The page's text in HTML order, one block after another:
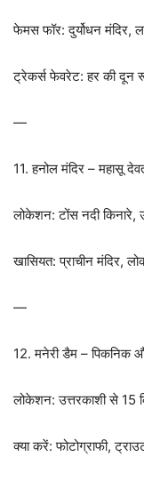
फेमस फॉर: दुर्योधन मंदिर,
ट्रेकर्स फेवरेट: हर की दून
—
11. हनोल मंदिर – महासू
लोकेशन: टोंस नदी किनारे,
खासियत: प्राचीन मंदिर,
—
12. मनेरी डैम – पिकनिक
लोकेशन: उत्तरकाशी से 15
क्या करें: फोटोग्राफी,